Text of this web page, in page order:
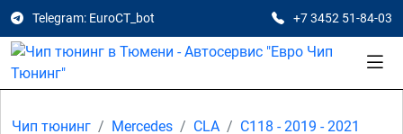
Telegram: EuroCT_bot +7 3452 51-84-03
Чип тюнинг Mercedes CLA
C118 - 2019 - 2021